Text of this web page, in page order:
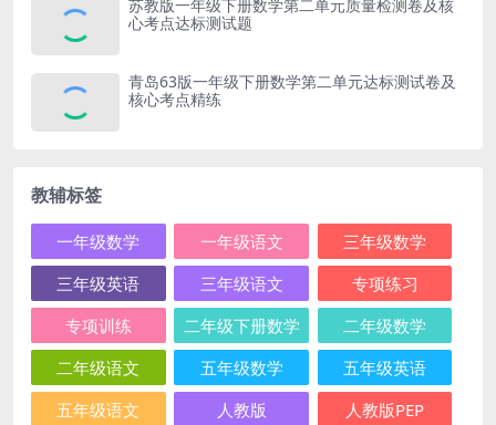
苏教版一年级下册数学第二单元质量检测卷及核
心考点达标测试题
青岛63版一年级下册数学第二单元达标测试卷及
核心考点精练
教辅标签
一年级数学 一年级语文
三年级数学
三年级英语
三年级语文
专项练习
专项训练
二年级下册数学
二年级数学
二年级语文
五年级数学
五年级英语
五年级语文
人教版
人教版PEP